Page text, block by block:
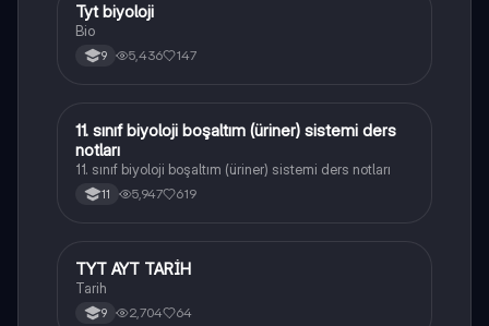
Biyoloji
Tyt biyoloji
Bio
9 5,436 147
Biyoloji
11. sınıf biyoloji boşaltım (üriner) sistemi ders
notları
11. sınıf biyoloji boşaltım (üriner) sistemi ders notları
11 5,947 619
Tarih
TYT AYT TARİH
Tarih
9 2,704 64